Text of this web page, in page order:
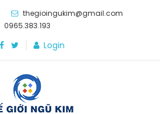
thegioingukim@gmail.com
0965.383.193
Login